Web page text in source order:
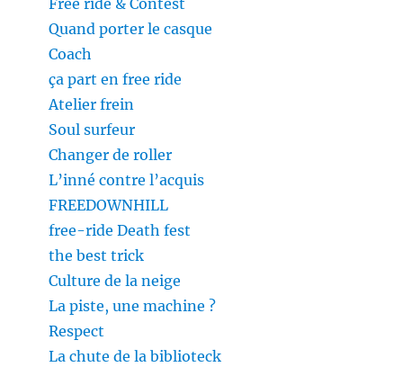
Free ride & Contest
Quand porter le casque
Coach
ça part en free ride
Atelier frein
Soul surfeur
Changer de roller
L’inné contre l’acquis
FREEDOWNHILL
free-ride Death fest
the best trick
Culture de la neige
La piste, une machine ?
Respect
La chute de la biblioteck